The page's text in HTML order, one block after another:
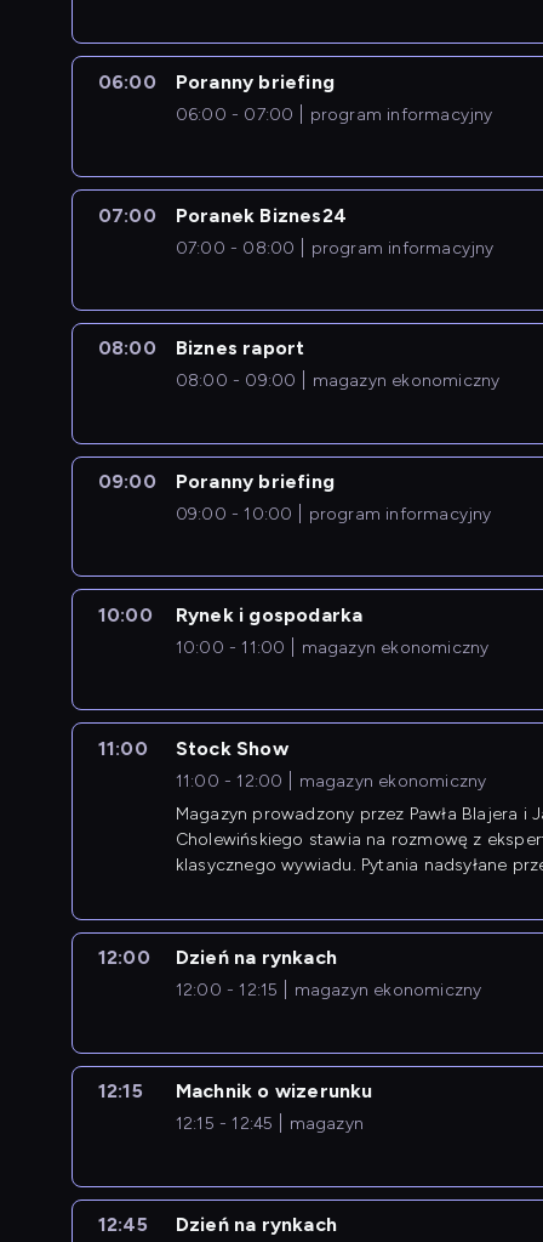
06:00 Poranny briefing
06:00 - 07:00 program informacyjny
07:00 Poranek Biznes24
07:00 - 08:00 program informacyjny
08:00 Biznes raport
08:00 - 09:00 magazyn ekonomiczny
09:00 Poranny briefing
09:00 - 10:00 program informacyjny
10:00 Rynek i gospodarka
10:00 - 11:00 magazyn ekonomiczny
11:00 Stock Show
11:00 - 12:00
magazyn ekonomiczny
Magazyn prowadzony przez Pawła Blajera i
Cholewińskiego stawia na rozmowę z
klasycznego wywiadu. Pytania nadsyłane
12:00 Dzień na rynkach
12:00 - 12:15 magazyn ekonomiczny
12:15 Machnik o wizerunku
12:15 - 12:45 magazyn
12:45 Dzień na rynkach